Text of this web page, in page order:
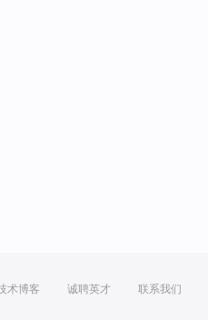
术博客 诚聘英才 联系我们